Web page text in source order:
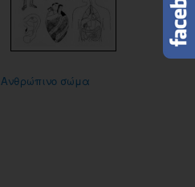
Ανθρώπινο σώμα